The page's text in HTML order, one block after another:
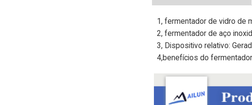
1, fermentador de vidro de
2, fermentador de aço
3, Dispositivo relativo:
4,benefícios do